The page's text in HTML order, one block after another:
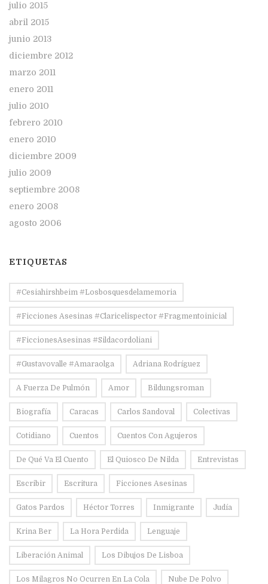
julio 2015
abril 2015
junio 2013
diciembre 2012
marzo 2011
enero 2011
julio 2010
febrero 2010
enero 2010
diciembre 2009
julio 2009
septiembre 2008
enero 2008
agosto 2006
ETIQUETAS
#Cesiahirshbeim #losbosquesdelamemoria
#ficciones Asesinas #claricelispector #fragmentoinicial
#FiccionesAsesinas #sildacordoliani
#Gustavovalle #amaraolga Adriana Rodríguez
A Fuerza De Pulmón Amor Bildungsroman
Biografía Caracas Carlos Sandoval Colectivas
Cotidiano Cuentos Cuentos Con Agujeros
De Qué Va El Cuento El Quiosco De Nilda Entrevistas
Escribir Escritura Ficciones Asesinas
Gatos Pardos Héctor Torres Inmigrante Judía
Krina Ber La Hora Perdida Lenguaje
Liberación Animal Los Dibujos De Lisboa
Los Milagros No Ocurren En La Cola Nube De Polvo